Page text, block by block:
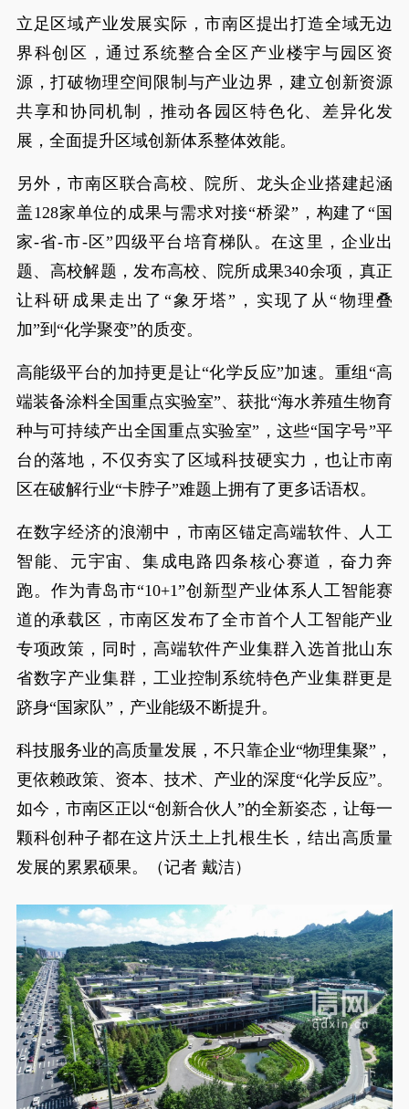
立足区域产业发展实际，市南区提出打造全域无边
界科创区，通过系统整合全区产业楼宇与园区资
源，打破物理空间限制与产业边界，建立创新资源
共享和协同机制，推动各园区特色化、差异化发
展，全面提升区域创新体系整体效能。
另外，市南区联合高校、院所、龙头企业搭建起涵
盖128家单位的成果与需求对接“桥梁”，构建了“国
家-省-市-区”四级平台培育梯队。在这里，企业出
题、高校解题，发布高校、院所成果340余项，真正
让科研成果走出了“象牙塔”，实现了从“物理叠
加”到“化学聚变”的质变。
高能级平台的加持更是让“化学反应”加速。重组“高
端装备涂料全国重点实验室”、获批“海水养殖生物育
种与可持续产出全国重点实验室”，这些“国字号”平
台的落地，不仅夯实了区域科技硬实力，也让市南
区在破解行业“卡脖子”难题上拥有了更多话语权。
在数字经济的浪潮中，市南区锚定高端软件、人工
智能、元宇宙、集成电路四条核心赛道，奋力奔
跑。作为青岛市“10+1”创新型产业体系人工智能赛
道的承载区，市南区发布了全市首个人工智能产业
专项政策，同时，高端软件产业集群入选首批山东
省数字产业集群，工业控制系统特色产业集群更是
跻身“国家队”，产业能级不断提升。
科技服务业的高质量发展，不只靠企业“物理集聚”，
更依赖政策、资本、技术、产业的深度“化学反应”。
如今，市南区正以“创新合伙人”的全新姿态，让每一
颗科创种子都在这片沃土上扎根生长，结出高质量
发展的累累硕果。（记者 戴洁）